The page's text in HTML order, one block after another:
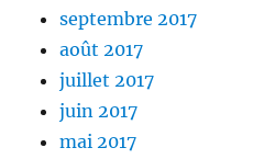
septembre 2017
août 2017
juillet 2017
juin 2017
mai 2017